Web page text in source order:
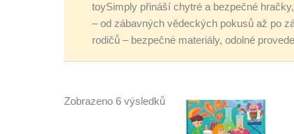
toySimply přináší chytré a bezpečné
– od zábavných vědeckých pokusů až po
rodičů – bezpečné materiály, odolné
Zobrazeno 6 výsledků